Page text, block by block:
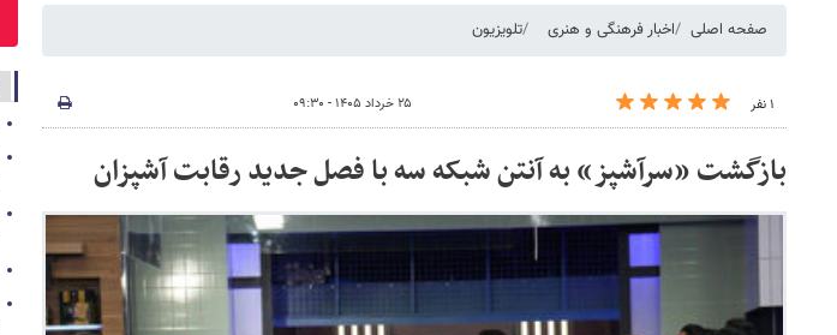
صفحه اصلی اخبار فرهنگی و هنری تلویزیون
۱ نفر ۲۵ خرداد ۱۴۰۵ - ۰۹:۳۰
بازگشت «سرآشپز» به آنتن شبکه سه با فصل جدید رقابت آشپزان